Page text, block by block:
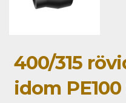
400/315
idom PE100